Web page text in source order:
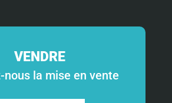
VENDRE
nous la mise en vente